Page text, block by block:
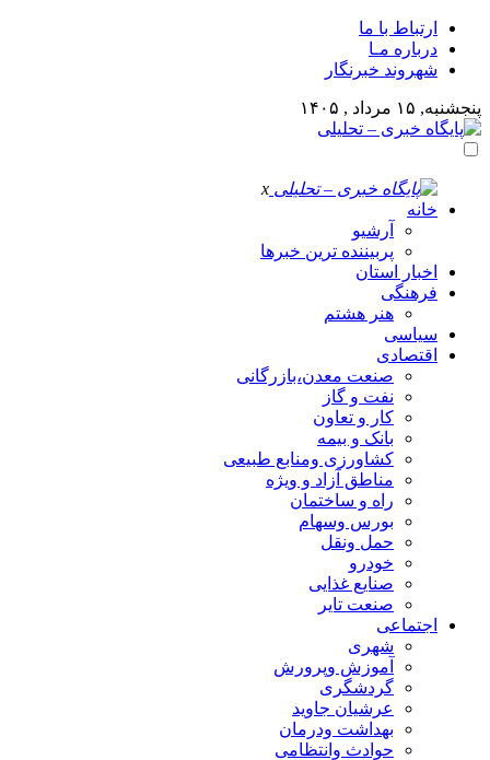
ارتباط با ما
درباره مـا
شهروند خبرنگار
پنجشنبه, ۱۵ مرداد , ۱۴۰۵
x
خانه
آرشیو
پربیننده ترین خبرها
اخبار استان
فرهنگی
هنر هشتم
سیاسی
اقتصادی
صنعت معدن،بازرگانی
نفت و گاز
کار و تعاون
بانک و بیمه
کشاورزی ومنابع طبیعی
مناطق آزاد و ویژه
راه و ساختمان
بورس وسهام
حمل ونقل
خودرو
صنایع غذایی
صنعت تایر
اجتماعی
شهری
آموزش وپرورش
گردشگری
عرشیان جاوید
بهداشت ودرمان
حوادث وانتظامی